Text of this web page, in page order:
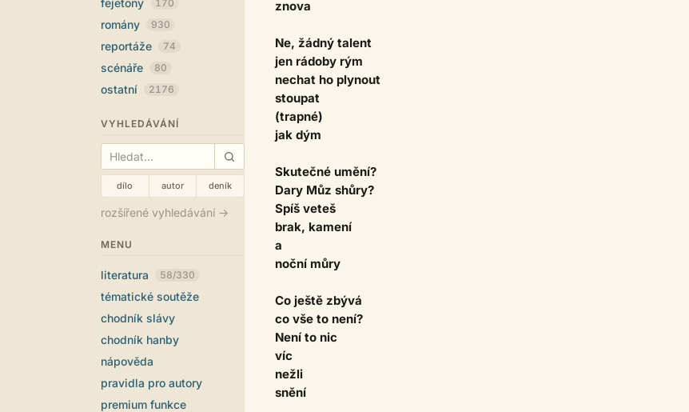
fejetony 170
romány 930
reportáže 74
scénáře 80
ostatní 2176
VYHLEDÁVÁNÍ
dílo autor deník
rozšířené vyhledávání →
MENU
literatura 58/330
tématické soutěže
chodník slávy
chodník hanby
nápověda
pravidla pro autory
premium funkce
znova
Ne, žádný talent
jen rádoby rým
nechat ho plynout
stoupat
(trapné)
jak dým
Skutečné umění?
Dary Můz shůry?
Spíš veteš
brak, kamení
a
noční můry
Co ještě zbývá
co vše to není?
Není to nic
víc
nežli
snění